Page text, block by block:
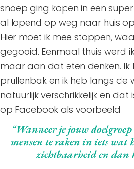
snoep ging kopen in een
al lopend op weg naar huis
Hier moet ik mee stoppen,
gegooid. Eenmaal thuis werd
maar aan dat eten denken.
prullenbak en ik heb langs de
natuurlijk verschrikkelijk en
op Facebook als voorbeeld.
“Wanneer je jouw
mensen te raken in iets
zichtbaarheid en dan